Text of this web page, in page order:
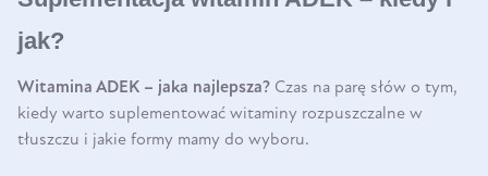
jak?
Witamina ADEK – jaka najlepsza? Czas na parę słów o tym,
kiedy warto suplementować witaminy rozpuszczalne w
tłuszczu i jakie formy mamy do wyboru.